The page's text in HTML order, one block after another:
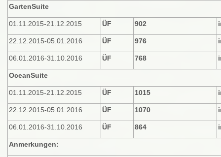
GartenSuite
01.11.2015-21.12.2015 ÜF 902
22.12.2015-05.01.2016 ÜF 976
06.01.2016-31.10.2016 ÜF 768
OceanSuite
01.11.2015-21.12.2015 ÜF 1015
22.12.2015-05.01.2016 ÜF 1070
06.01.2016-31.10.2016 ÜF 864
Anmerkungen: